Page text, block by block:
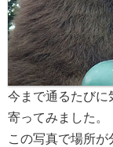
今まで通るたびに
寄ってみました。
この写真で場所が